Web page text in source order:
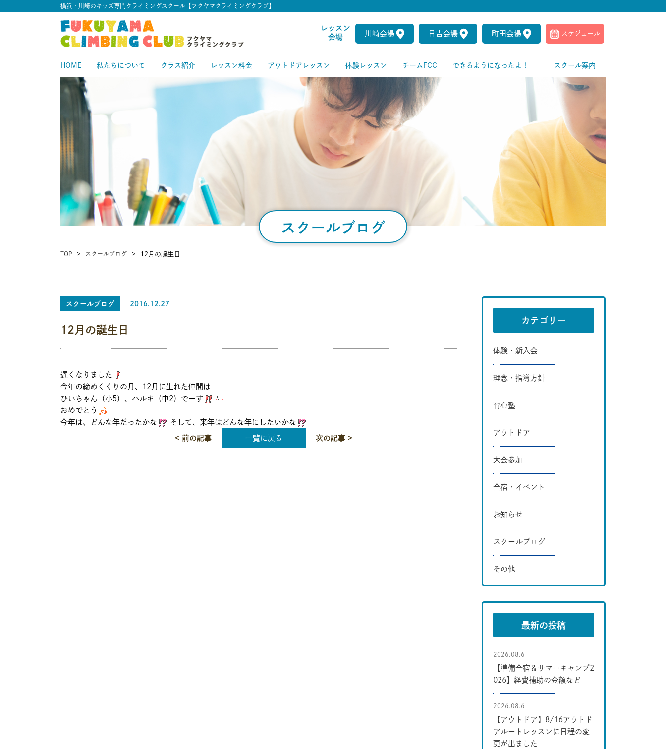
横浜・川崎のキッズ専門クライミングスクール【フクヤマクライミングクラブ】
レッスン
会場
川崎会場 日吉会場 町田会場 スケジュール
HOME 私たちについて クラス紹介 レッスン料金 アウトドアレッスン 体験レッスン チームFCC できるようになったよ！ スクール案内
スクールブログ
TOP スクールブログ 12月の誕生日
スクールブログ 2016.12.27
12月の誕生日
遅くなりました
今年の締めくくりの月、12月に生れた仲間は
ひいちゃん（小5）、ハルキ（中2）でーす
おめでとう
今年は、どんな年だったかな
そして、来年はどんな年にしたいかな
< 前の記事 一覧に戻る 次の記事 >
カテゴリー
体験・新入会
理念・指導方針
育心塾
アウトドア
大会参加
合宿・イベント
お知らせ
スクールブログ
その他
最新の投稿
【準備合宿＆サマーキャンプ2
026】経費補助の金額など
2026.08.6
【アウトドア】8/16アウトド
アルートレッスンに日程の変
更が出ました
2026.08.6